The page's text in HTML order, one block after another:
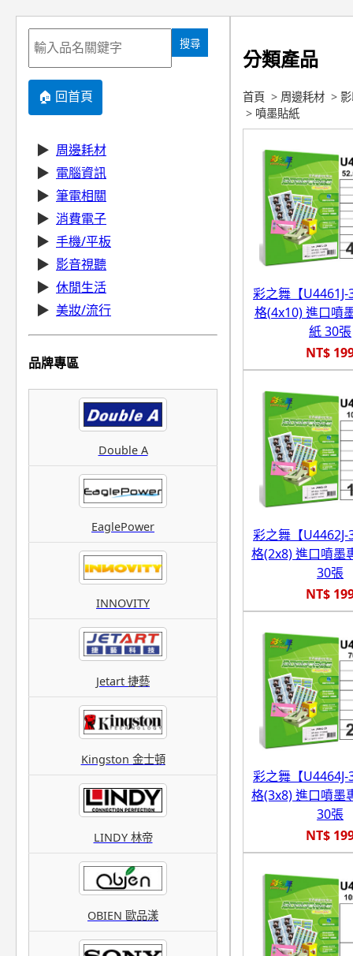
搜尋
🏠 回首頁
▶ 周邊耗材
▶ 電腦資訊
▶ 筆電相關
▶ 消費電子
▶ 手機/平板
▶ 影音視聽
▶ 休閒生活
▶ 美妝/流行
品牌專區
Double A
EaglePower
INNOVITY
Jetart 捷藝
Kingston 金士頓
LINDY 林帝
OBIEN 歐品漾
分類產品
首頁 > 周邊耗材 >
> 噴墨貼紙
彩之舞【
格(4x10) 進口噴
紙 30張
NT$
彩之舞【
格(2x8) 進口噴墨
30張
NT$
彩之舞【
格(3x8) 進口噴墨
30張
NT$